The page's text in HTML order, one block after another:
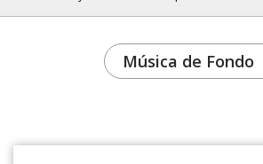
Música de Fondo